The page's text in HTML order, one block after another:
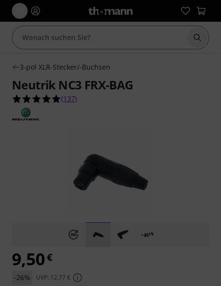
Suche
3-pol XLR-Stecker/-Buchsen
Neutrik NC3 FRX-BAG
4.9 von 5 Sternen aus 137 Kundenbewertungen
(137)
9,50€
-26% UVP: 12,77 €